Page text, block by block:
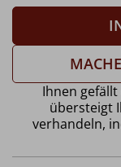
Ihnen
übersteigt
verhandeln,